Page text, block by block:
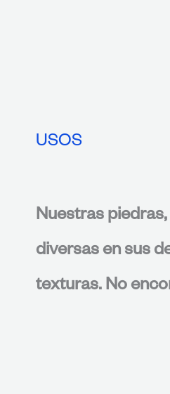
USOS
Nuestras
diversas en sus
texturas. No